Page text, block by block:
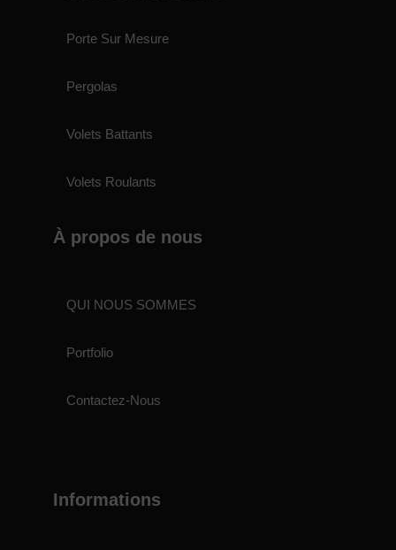
Porte Sur Mesure
Pergolas
Volets Battants
Volets Roulants
À propos de nous
QUI NOUS SOMMES
Portfolio
Contactez-Nous
Informations